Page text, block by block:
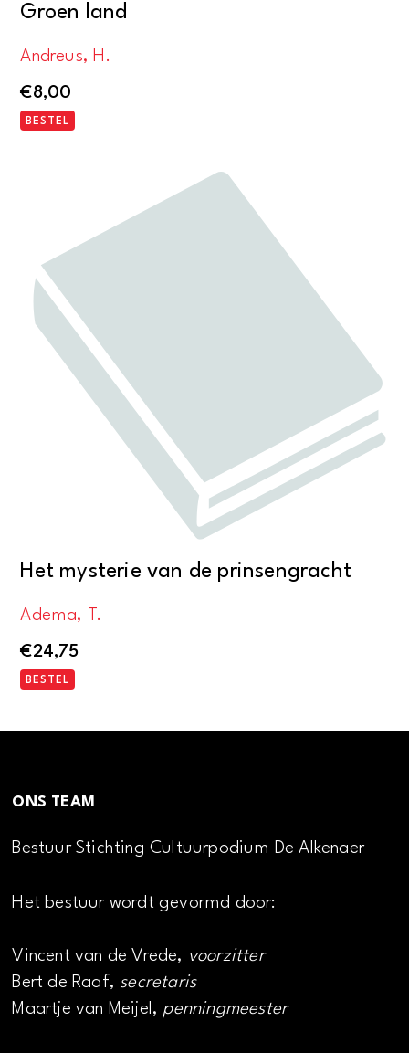
Groen land
Andreus, H.
€8,00
BESTEL
Het mysterie van de prinsengracht
Adema, T.
€24,75
BESTEL
ONS TEAM
Bestuur Stichting Cultuurpodium De Alkenaer
Het bestuur wordt gevormd door:
Vincent van de Vrede, voorzitter
Bert de Raaf, secretaris
Maartje van Meijel, penningmeester